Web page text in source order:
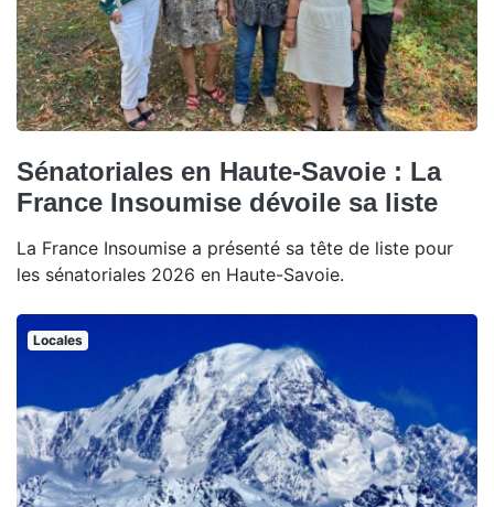
Sénatoriales en Haute-Savoie : La
France Insoumise dévoile sa liste
La France Insoumise a présenté sa tête de liste pour
les sénatoriales 2026 en Haute-Savoie.
Locales